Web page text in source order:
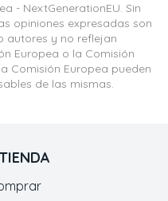
- NextGenerationEU. Sin
opiniones expresadas son
autores y no reflejan
Europea o la Comisión
Comisión Europea pueden
de las mismas.